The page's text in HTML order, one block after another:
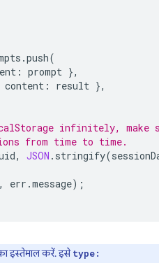
.push(
: prompt },
content : result },
infinitely, make
from time to time.
, JSON . stringify(
, err .message);
इस्तेमाल करें. इसेtype: